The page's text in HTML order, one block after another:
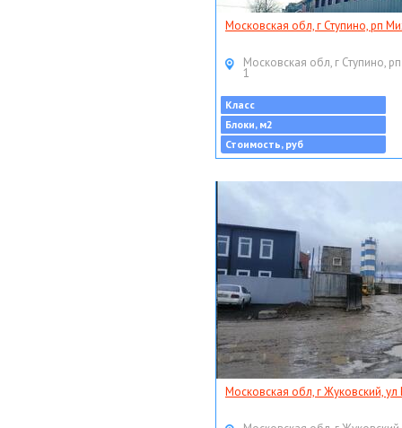
Московская обл, г Ступино, рп
Московская обл, г Ступино,
1
Класс
Блоки, м2
Стоимость, руб
Московская обл, г Жуковский,